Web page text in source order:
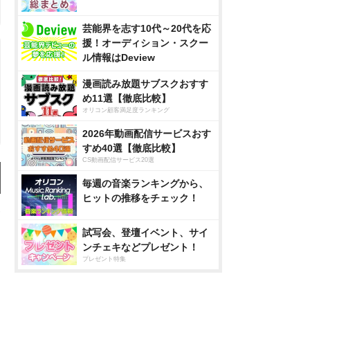
芸能界を志す10代～20代を応
援！オーディション・スクー
ル情報はDeview
漫画読み放題サブスクおすす
め11選【徹底比較】
オリコン顧客満足度ランキング
2026年動画配信サービスおす
すめ40選【徹底比較】
CS動画配信サービス20選
毎週の音楽ランキングから、
ヒットの推移をチェック！
試写会、登壇イベント、サイ
ンチェキなどプレゼント！
プレゼント特集